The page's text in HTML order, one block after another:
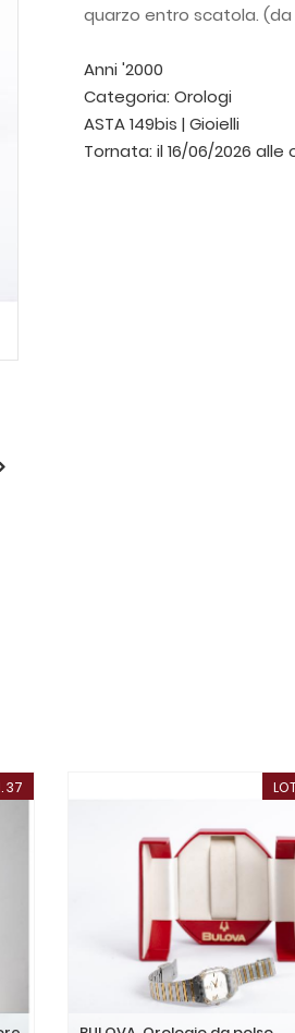
quarzo entro scatola. (da
Anni '2000
Categoria: Orologi
ASTA 149bis | Gioielli
Tornata: il 16/06/2026 alle
37